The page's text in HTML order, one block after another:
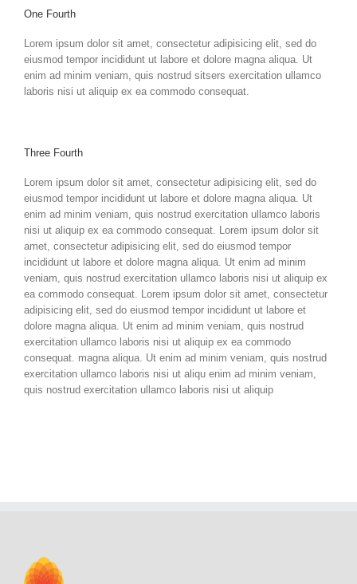
One Fourth
Lorem ipsum dolor sit amet, consectetur adipisicing elit, sed do
eiusmod tempor incididunt ut labore et dolore magna aliqua. Ut
enim ad minim veniam, quis nostrud sitsers exercitation ullamco
laboris nisi ut aliquip ex ea commodo consequat.
Three Fourth
Lorem ipsum dolor sit amet, consectetur adipisicing elit, sed do
eiusmod tempor incididunt ut labore et dolore magna aliqua. Ut
enim ad minim veniam, quis nostrud exercitation ullamco laboris
nisi ut aliquip ex ea commodo consequat. Lorem ipsum dolor sit
amet, consectetur adipisicing elit, sed do eiusmod tempor
incididunt ut labore et dolore magna aliqua. Ut enim ad minim
veniam, quis nostrud exercitation ullamco laboris nisi ut aliquip ex
ea commodo consequat. Lorem ipsum dolor sit amet, consectetur
adipisicing elit, sed do eiusmod tempor incididunt ut labore et
dolore magna aliqua. Ut enim ad minim veniam, quis nostrud
exercitation ullamco laboris nisi ut aliquip ex ea commodo
consequat. magna aliqua. Ut enim ad minim veniam, quis nostrud
exercitation ullamco laboris nisi ut aliqu enim ad minim veniam,
quis nostrud exercitation ullamco laboris nisi ut aliquip